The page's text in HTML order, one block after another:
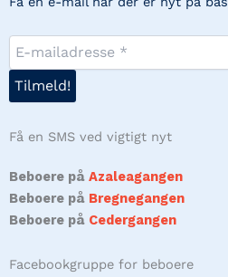
Få en SMS ved vigtigt nyt
Beboere på Azaleagangen
Beboere på Bregnegangen
Beboere på Cedergangen
Facebookgruppe for beboere